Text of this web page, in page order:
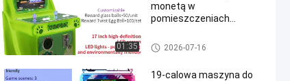
01:35
monetą w
pomieszczeniach
Dzieciowy maszyna do gry
2026-07-16
19-calowa maszyna do